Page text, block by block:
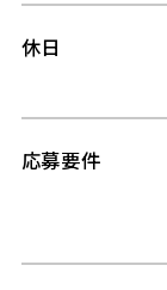
休日
応募要件